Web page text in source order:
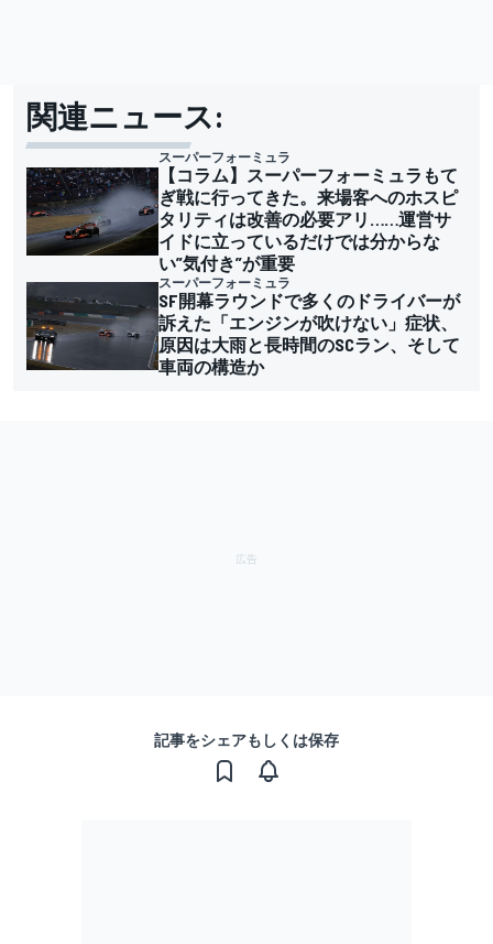
関連ニュース:
スーパーフォーミュラ
【コラム】スーパーフォーミュラもて
ぎ戦に行ってきた。来場客へのホスピ
タリティは改善の必要アリ……運営サ
イドに立っているだけでは分からな
い”気付き”が重要
スーパーフォーミュラ
SF開幕ラウンドで多くのドライバーが
訴えた「エンジンが吹けない」症状、
原因は大雨と長時間のSCラン、そして
車両の構造か
記事をシェアもしくは保存